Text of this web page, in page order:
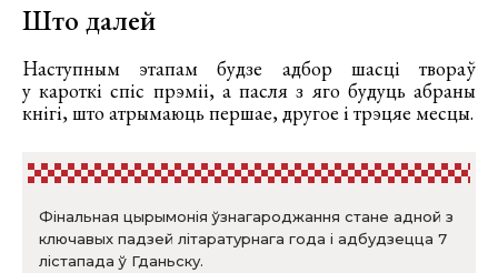
Што далей
Наступным этапам будзе адбор шасці твораў
у кароткі спіс прэміі, а пасля з яго будуць абраны
кнігі, што атрымаюць першае, другое і трэцяе месцы.
Фінальная цырымонія ўзнагароджання стане адной з
ключавых падзей літаратурнага года і адбудзецца 7
лістапада ў Гданьску.